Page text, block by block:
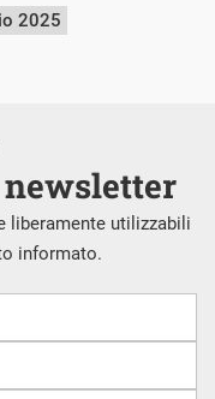
2025
newsletter
liberamente utilizzabili
informato.